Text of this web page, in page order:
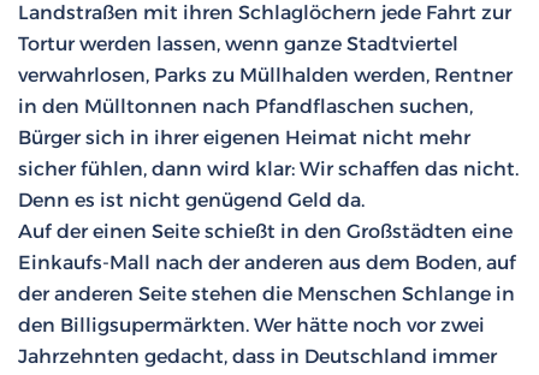
Landstraßen mit ihren Schlaglöchern jede Fahrt zur
Tortur werden lassen, wenn ganze Stadtviertel
verwahrlosen, Parks zu Müllhalden werden, Rentner
in den Mülltonnen nach Pfandflaschen suchen,
Bürger sich in ihrer eigenen Heimat nicht mehr
sicher fühlen, dann wird klar: Wir schaffen das nicht.
Denn es ist nicht genügend Geld da.
Auf der einen Seite schießt in den Großstädten eine
Einkaufs-Mall nach der anderen aus dem Boden, auf
der anderen Seite stehen die Menschen Schlange in
den Billigsupermärkten. Wer hätte noch vor zwei
Jahrzehnten gedacht, dass in Deutschland immer